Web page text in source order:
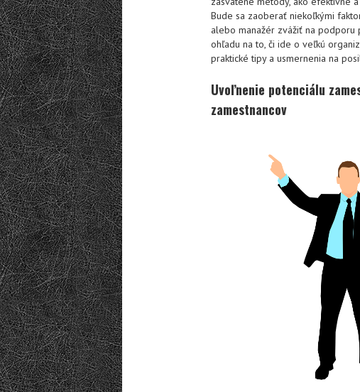
Bude sa zaoberať niekoľkými
alebo manažér zvážiť na
ohľadu na to, či ide o veľkú
praktické tipy a usmernenia na
Uvoľnenie potenciálu
zamestnancov